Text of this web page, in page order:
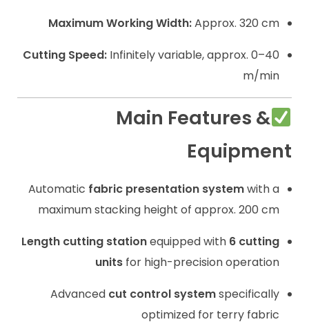
Maximum Working Width:Approx. 320 cm
Cutting Speed: Infinitely variable, approx. 0–40
m/min
Main Features &
Equipment
Automatic fabric presentation systemwith a
maximum stacking height of approx. 200 cm
Length cutting stationequipped with 6 cutting
units for high-precision operation
Advanced cut control systemspecifically
optimized for terry fabric